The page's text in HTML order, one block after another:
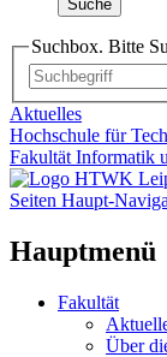
Suche
Suchbox. Bitte
Aktuelles
Hochschule für
Fakultät Informatik
Seiten Haupt-
Hauptmenü
Fakultät
Über